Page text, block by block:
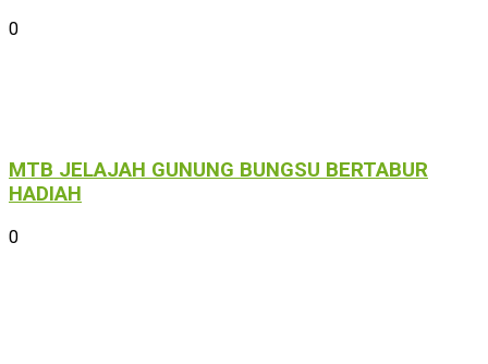
0
MTB JELAJAH GUNUNG BUNGSU BERTABUR
HADIAH
0